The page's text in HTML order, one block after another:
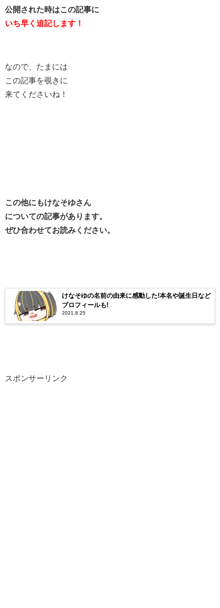
公開された時はこの記事に
いち早く追記します！
なので、たまには
この記事を覗きに
来てくださいね！
この他にもけなそゆさん
についての記事があります。
ぜひ合わせてお読みください。
けなそゆの名前の由来に感動した!本名や誕生日など
プロフィールも!
2021.8.25
スポンサーリンク